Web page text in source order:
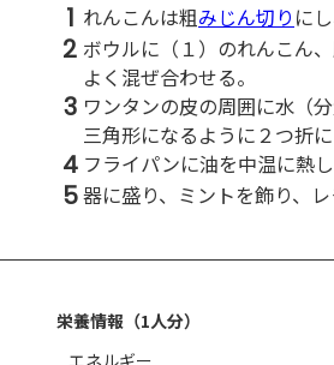
1 れんこんは粗みじん切り に
2 ボウルに（１）のれんこん
よく混ぜ合わせる。
3 ワンタンの皮の周囲に水（
三角形になるように２つ折
4 フライパンに油を中温に熱
5器に盛り、ミントを飾り、レ
栄養情報（1人分）
エネルギー